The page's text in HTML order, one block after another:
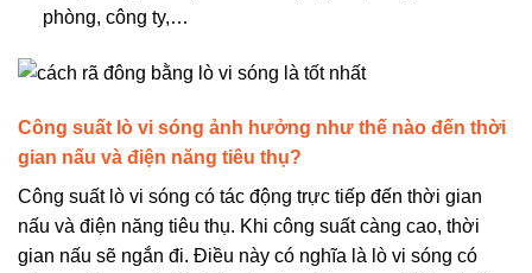
phòng, công ty,…
Công suất lò vi sóng ảnh hưởng như thế nào đến thời
gian nấu và điện năng tiêu thụ?
Công suất lò vi sóng có tác động trực tiếp đến thời gian
nấu và điện năng tiêu thụ. Khi công suất càng cao, thời
gian nấu sẽ ngắn đi. Điều này có nghĩa là lò vi sóng có